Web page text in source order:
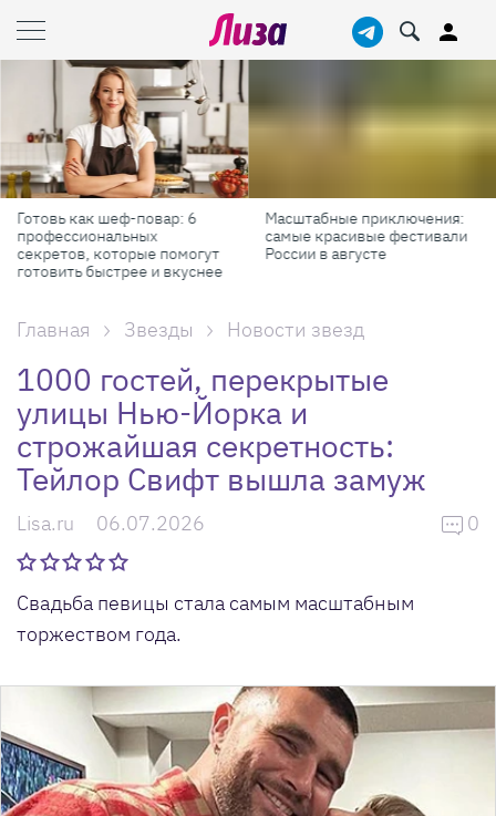
Готовь как шеф-повар: 6
профессиональных
секретов, которые помогут
готовить быстрее и вкуснее
Масштабные приключения:
самые красивые фестивали
России в августе
Главная Звезды Новости звезд
1000 гостей, перекрытые
улицы Нью-Йорка и
строжайшая секретность:
Тейлор Свифт вышла замуж
Lisa.ru 06.07.2026 0
Свадьба певицы стала самым масштабным
торжеством года.